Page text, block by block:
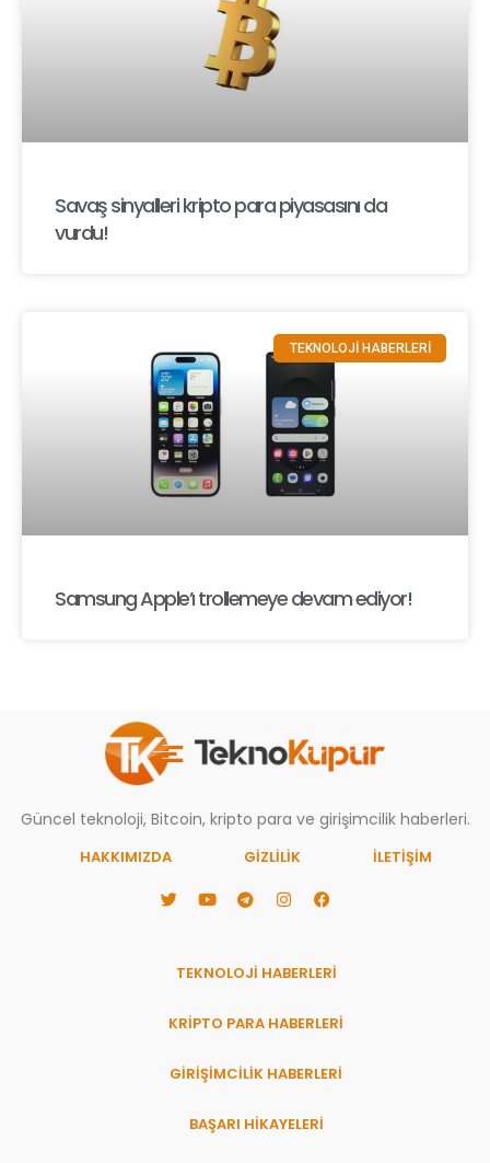
Savaş sinyalleri kripto para piyasasını da
vurdu!
TEKNOLOJİ HABERLERİ
Samsung Apple’ı trollemeye devam ediyor!
Güncel teknoloji, Bitcoin, kripto para ve girişimcilik haberleri.
HAKKIMIZDA GIZLILIK İLETİŞİM
TEKNOLOJİ HABERLERİ
KRİPTO PARA HABERLERİ
GİRİŞİMCİLİK HABERLERİ
BAŞARI HIKAYELERI